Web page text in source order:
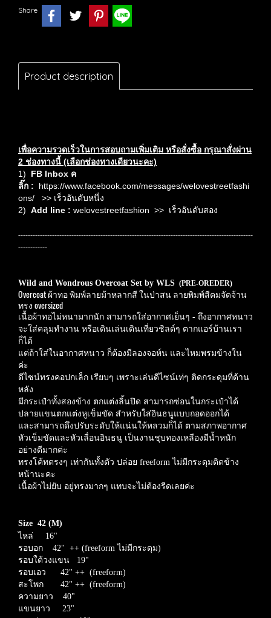
Share
Product description
เพื่อความรวดเร็วในการสอบถามเพิ่มเติม หรือสั่งซื้อ กรุณาสั่งผ่าน
2 ช่องทางนี้ (เลือกช่องทางเดียวนะคะ)
1) FB Inbox ค
ลิ๊ก :
https://www.facebook.com/messages/welovestreetfashi
ons/
>> เร็วอันดับหนึ่ง
2) Add line : welovestreetfashion >> เร็วอันดับสอง
-------------------------------------------------------------------------------------------------
------------
Wild and Wondrous Overcoat Set by WLS (PRE-OREDER)
Overcoat ผ้าทอ พิมพ์ลายม้าหลากสี ในป่าสน ลายพิมพ์สีคมจัดจ้าน
ทรง oversized
เนื้อผ้าทอไม่หนามากนัก สามารถใส่อากาศเย็นๆ - ถึงอากาศหนาว
จะใส่คลุมทำงาน หรือเดินเล่นเดินเที่ยวชิลด์ๆ ตากแอร์บ้านเรา
ก็ได้
แต่ถ้าใส่ในอากาศหนาว ก็ต้องมีลองจอห์น และไหมพรมข้างใน
ค่ะ
ดีไซน์ทรงคอปกเล็ก เรียบๆ เพราะเล่นดีไซน์เท่ๆ ติดกระดุมที่ด้าน
หลัง
มีกระเป๋าทั้งสองข้าง ตกแต่งลิ้นปิด สามารถซ่อนในกระเป๋าได้
ปลายแขนตกแต่งหูเข็มขัด สำหรับใส่อินธนูแบบถอดออกได้
และสามารถดึงปรับระดับให้แน่นให้หลวมก็ได้ ตามสภาพอากาศ
หัวเข็มขัดและหัวเลื่อนอินธนู เป็นงานชุบทองเหลืองมีน้ำหนัก
อย่างดีมากค่ะ
ทรงโค้ทตรงๆ เท่ากันทั้งตัว ปล่อย freeform ไม่มีกระดุมติดข้าง
หน้านะคะ
เนื้อผ้าไม่ยับ อยู่ทรงมากๆ แทบจะไม่ต้องรีดเลยค่ะ
Size 42 (M)
ไหล่ 16"
รอบอก 42" ++ (freeform ไม่มีกระดุม)
รอบใต้วงแขน 19"
รอบเอว 42" ++ (freeform)
สะโพก 42" ++ (freeform)
ความยาว 40"
แขนยาว 23"